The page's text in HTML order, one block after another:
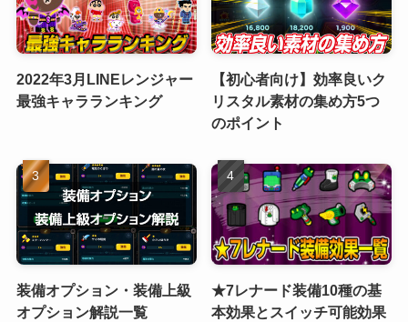
2022年3月LINEレンジャー
最強キャラランキング
【初心者向け】効率良いク
リスタル素材の集め方5つ
のポイント
装備オプション・装備上級
オプション解説一覧
★7レナード装備10種の基
本効果とスイッチ可能効果